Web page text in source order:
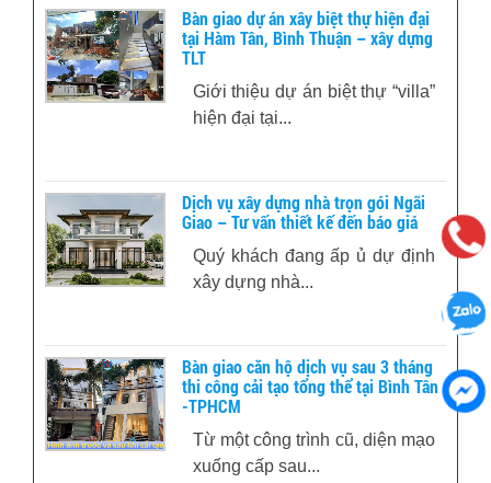
Bàn giao dự án xây biệt thự hiện đại
tại Hàm Tân, Bình Thuận – xây dựng
TLT
Giới thiệu dự án biệt thự “villa”
hiện đại tại...
Dịch vụ xây dựng nhà trọn gói Ngãi
Giao – Tư vấn thiết kế đến báo giá
Quý khách đang ấp ủ dự định
xây dựng nhà...
Bàn giao căn hộ dịch vụ sau 3 tháng
thi công cải tạo tổng thể tại Bình Tân
-TPHCM
Từ một công trình cũ, diện mạo
xuống cấp sau...